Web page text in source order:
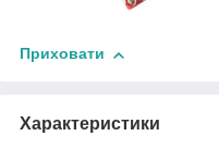
Приховати
Характеристики